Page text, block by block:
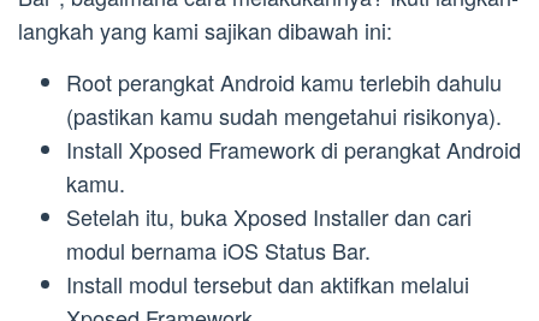
langkah yang kami sajikan dibawah ini:
Root perangkat Android kamu terlebih dahulu
(pastikan kamu sudah mengetahui risikonya).
Install Xposed Framework di perangkat Android
kamu.
Setelah itu, buka Xposed Installer dan cari
modul bernama iOS Status Bar.
Install modul tersebut dan aktifkan melalui